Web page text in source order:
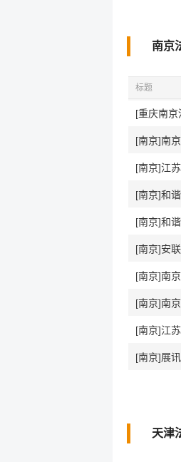
南京
标题
[重庆南
[南京]南
[南京]江
[南京]和
[南京]和
[南京]安
[南京]南
[南京]南
[南京]江
[南京]展
天津